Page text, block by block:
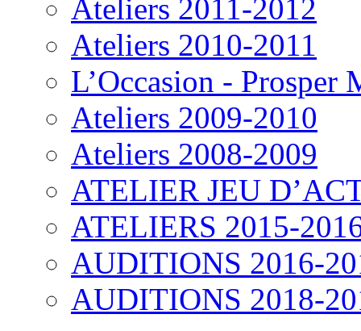
Ateliers 2011-2012
Ateliers 2010-2011
L’Occasion - Prosper
Ateliers 2009-2010
Ateliers 2008-2009
ATELIER JEU
ATELIERS 2015-
AUDITIONS 2016-
AUDITIONS 2018-